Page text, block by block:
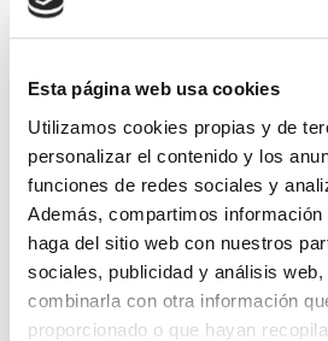
Esta página web usa cookies
Utilizamos cookies propias y de
personalizar el contenido y los
funciones de redes sociales y
Además, compartimos
haga del sitio web con nuestros
sociales, publicidad y análisis web,
combinarla con otra información
proporcionado o que hayan
al sur del Tajo
La otra orilla del mar de paja es el
observar Lisboa a distancia
LEER NOTICIA